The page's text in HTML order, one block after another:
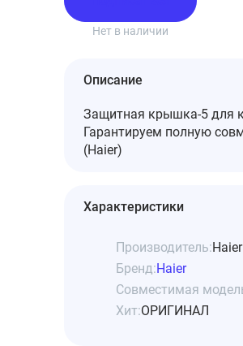
Нет в наличии
Описание
Защитная крышка-5 для
Гарантируем полную
(Haier)
Характеристики
Производитель:Haier
Бренд:Haier
Совместимая
Хит:ОРИГИНАЛ